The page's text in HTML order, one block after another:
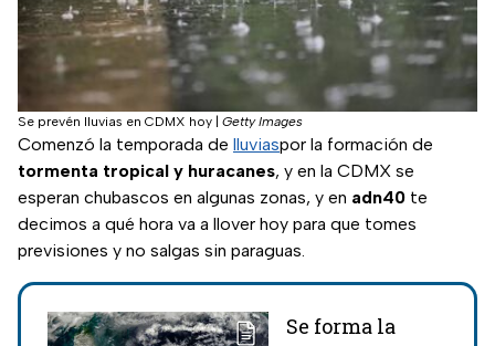
Se prevén lluvias en CDMX hoy Getty Images
Comenzó la temporada de lluviaspor la formación de
tormenta tropical y huracanes, y en la CDMX se
esperan chubascos en algunas zonas, y en adn40 te
decimos a qué hora va a llover hoy para que tomes
previsiones y no salgas sin paraguas.
Se forma la